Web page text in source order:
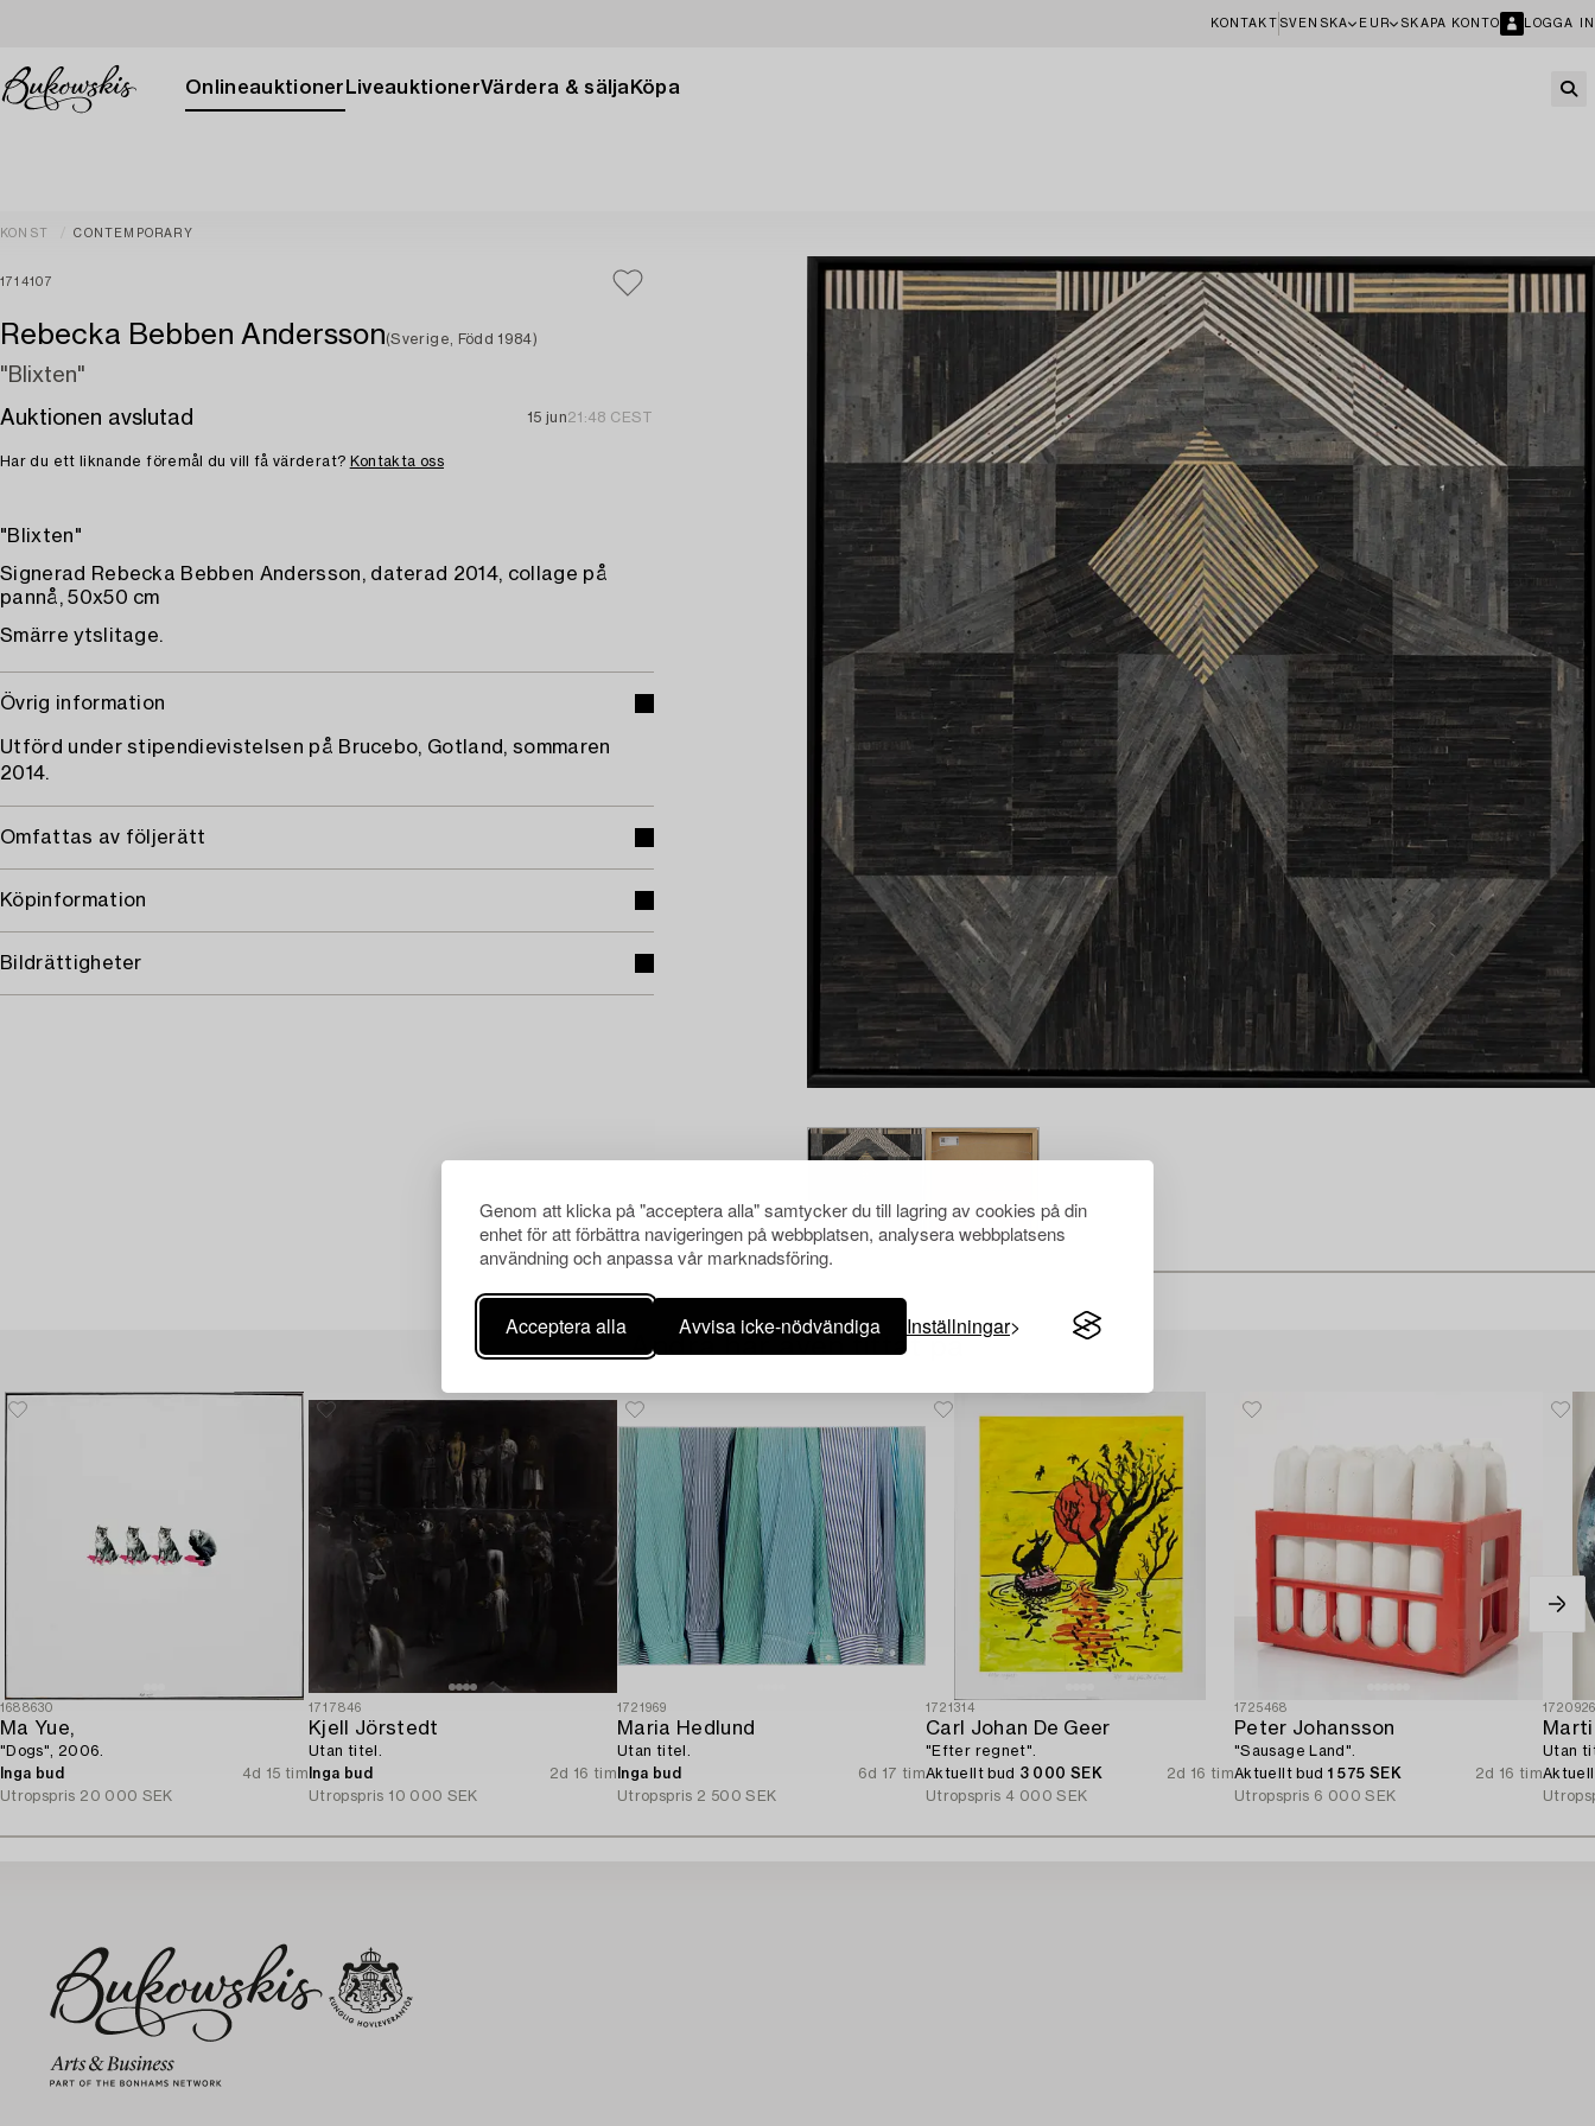
Genom att klicka på "acceptera alla" samtycker du till lagring av cookies på din
enhet för att förbättra navigeringen på webbplatsen, analysera webbplatsens
användning och anpassa vår marknadsföring.
Acceptera alla Avvisa icke-nödvändiga Inställningar
KONTAKT SVENSKA EUR SKAPA KONTO LOGGA IN
Onlineauktioner LiveauktionerVärdera & sälja Köpa
KONST CONTEMPORARY
1714107
Rebecka Bebben Andersson(Sverige, Född 1984)
"Blixten"
Auktionen avslutad
15 jun21:48 CEST
Har du ett liknande föremål du vill få värderat? Kontakta oss
"Blixten"
Signerad Rebecka Bebben Andersson, daterad 2014, collage på
pannå, 50x50 cm
Smärre ytslitage.
Övrig information
Utförd under stipendievistelsen på Brucebo, Gotland, sommaren
2014.
Omfattas av följerätt
Köpinformation
Bildrättigheter
Andra har även tittat på
1688630
Ma Yue,
"Dogs", 2006.
Inga bud
4d 15 tim
Utropspris 20 000 SEK
1717846
Kjell Jörstedt
Utan titel.
Inga bud
2d 16 tim
Utropspris 10 000 SEK
1721969
Maria Hedlund
Utan titel.
Inga bud
6d 17 tim
Utropspris 2 500 SEK
1721314
Carl Johan De Geer
"Efter regnet".
Aktuellt bud 3 000 SEK
2d 16 tim
Utropspris 4 000 SEK
1725468
Peter Johansson
"Sausage Land".
Aktuellt bud 1 575 SEK
2d 16 tim
Utropspris 6 000 SEK
Utan